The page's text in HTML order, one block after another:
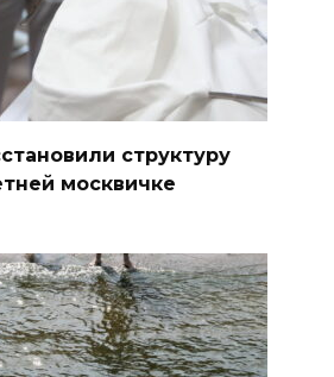
структуру
москвичке